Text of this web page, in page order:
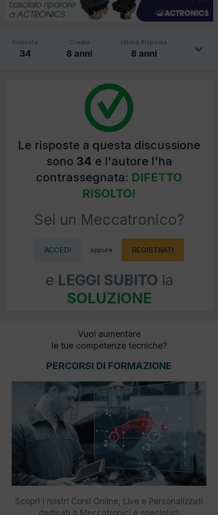
Risposte
34
Creato
8 anni
Ultima Risposta
8 anni
Le risposte a questa discussione
sono 34 e l'autore l'ha
contrassegnata: DIFETTO
RISOLTO!
Sei un Meccatronico?
ACCEDI oppure REGISTRATI
e LEGGI SUBITO la
SOLUZIONE
Vuoi aumentare
le tue competenze tecniche?
PERCORSI DI FORMAZIONE
Scopri i nostri Corsi Online, Live e Personalizzati
dedicati a Meccatronici e specialisti